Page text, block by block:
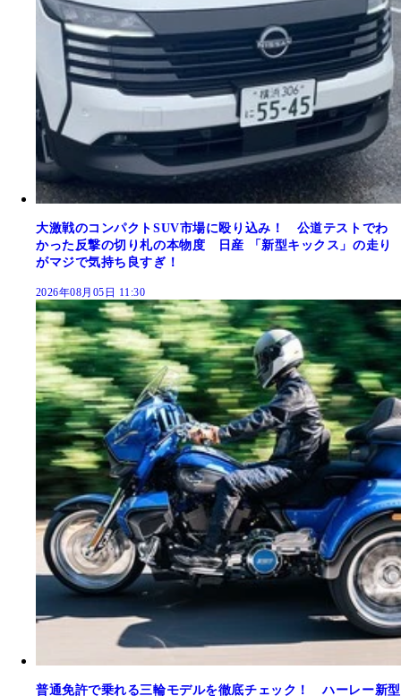
大激戦のコンパクトSUV市場に殴り込み！ 公道テストでわ
かった反撃の切り札の本物度 日産 「新型キックス」の走り
がマジで気持ち良すぎ！
2026年08月05日 11:30
普通免許で乗れる三輪モデルを徹底チェック！ ハーレー新型